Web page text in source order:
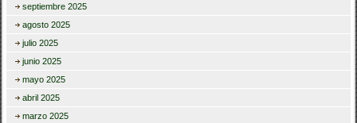
septiembre 2025
agosto 2025
julio 2025
junio 2025
mayo 2025
abril 2025
marzo 2025